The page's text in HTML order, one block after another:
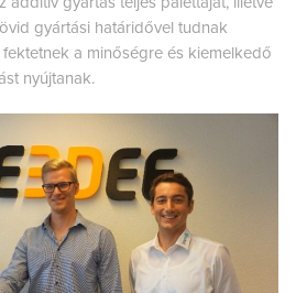
gyártási határidővel tudnak
a minőségre és kiemelkedő
nyújtanak.